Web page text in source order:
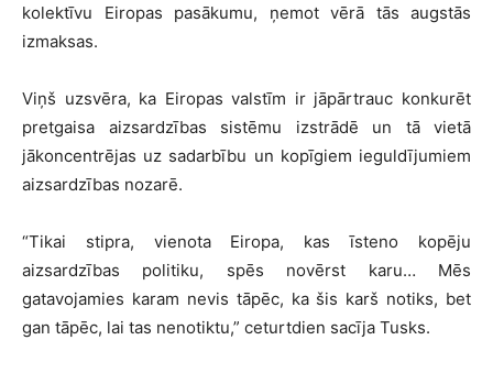
kolektīvu Eiropas pasākumu, ņemot vērā tās augstās
izmaksas.
Viņš uzsvēra, ka Eiropas valstīm ir jāpārtrauc konkurēt
pretgaisa aizsardzības sistēmu izstrādē un tā vietā
jākoncentrējas uz sadarbību un kopīgiem ieguldījumiem
aizsardzības nozarē.
“Tikai stipra, vienota Eiropa, kas īsteno kopēju
aizsardzības politiku, spēs novērst karu… Mēs
gatavojamies karam nevis tāpēc, ka šis karš notiks, bet
gan tāpēc, lai tas nenotiktu,” ceturtdien sacīja Tusks.